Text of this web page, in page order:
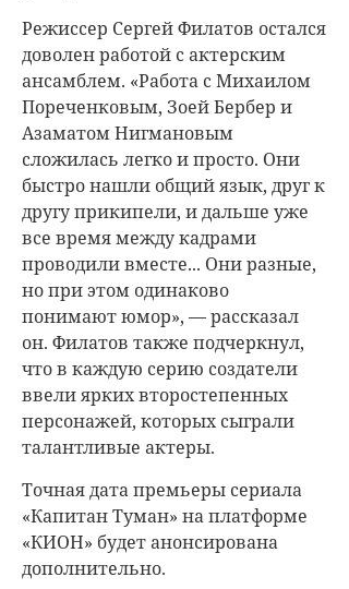
Режиссер Сергей Филатов остался
доволен работой с актерским
ансамблем. «Работа с Михаилом
Пореченковым, Зоей Бербер и
Азаматом Нигмановым
сложилась легко и просто. Они
быстро нашли общий язык, друг к
другу прикипели, и дальше уже
все время между кадрами
проводили вместе... Они разные,
но при этом одинаково
понимают юмор», — рассказал
он. Филатов также подчеркнул,
что в каждую серию создатели
ввели ярких второстепенных
персонажей, которых сыграли
талантливые актеры.
Точная дата премьеры сериала
«Капитан Туман» на платформе
«КИОН» будет анонсирована
дополнительно.